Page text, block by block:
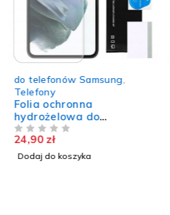
do telefonów Samsung,
Telefony
Folia ochronna
hydrożelowa do
SAMSUNG GALAXY S21
wytrzymała mocna szkło
TPU
24,90zł
Dodaj do koszyka